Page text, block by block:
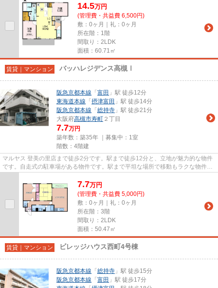
14.5万円
(管理費・共益費 6,500円)
敷：0ヶ月｜礼：0ヶ月
所在階：1階
間取り：2LDK
面積：60.71㎡
賃貸｜マンション バッハレジデンス高槻Ⅰ
阪急京都本線 「 富田 」駅 徒歩12分
東海道本線 「 摂津富田 」駅 徒歩14分
阪急京都本線 「 総持寺 」駅 徒歩21分
大阪府高槻市寿町 ２丁目
7.7万円
築年数：築35年 ｜募集中： 1室
階数：4階建
マルヤス 登美の里店まで徒歩2分です。駅まで徒歩12分と、立地が魅力的な物件
です。自走式の駐車場がある物件です。駅まで平坦な場所で移動もラクな物件で
7.7万円
(管理費・共益費 5,000円)
敷：0ヶ月｜礼：0ヶ月
所在階：3階
間取り：2LDK
面積：50.47㎡
賃貸｜マンション ビレッジハウス西町4号棟
阪急京都本線 「 総持寺 」駅 徒歩15分
阪急京都本線 「 富田 」駅 徒歩17分